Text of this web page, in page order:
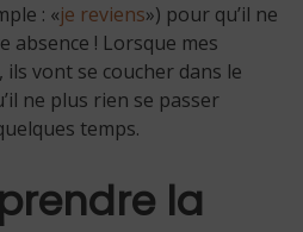
: «je reviens») pour qu’il ne
absence ! Lorsque mes
vont se coucher dans le
ne plus rien se passer
temps.
la